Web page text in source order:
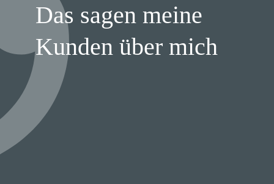
Das sagen meine
Kunden über mich